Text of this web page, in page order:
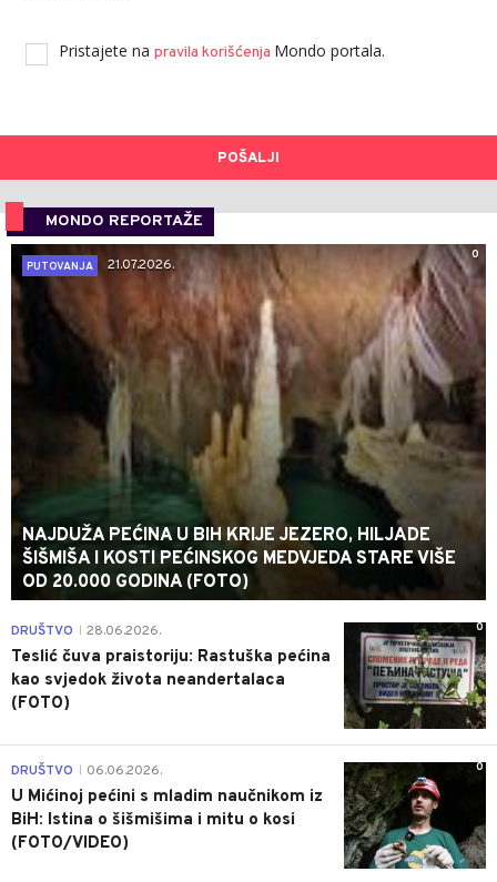
Pristajete na pravila korišćenja Mondo portala.
POŠALJI
MONDO REPORTAŽE
0
PUTOVANJA
21.07.2026.
NAJDUŽA PEĆINA U BIH KRIJE JEZERO, HILJADE
ŠIŠMIŠA I KOSTI PEĆINSKOG MEDVJEDA STARE VIŠE
OD 20.000 GODINA (FOTO)
0
DRUŠTVO 28.06.2026.
Teslić čuva praistoriju: Rastuška pećina
kao svjedok života neandertalaca
(FOTO)
0
DRUŠTVO 06.06.2026.
U Mićinoj pećini s mladim naučnikom iz
BiH: Istina o šišmišima i mitu o kosi
(FOTO/VIDEO)